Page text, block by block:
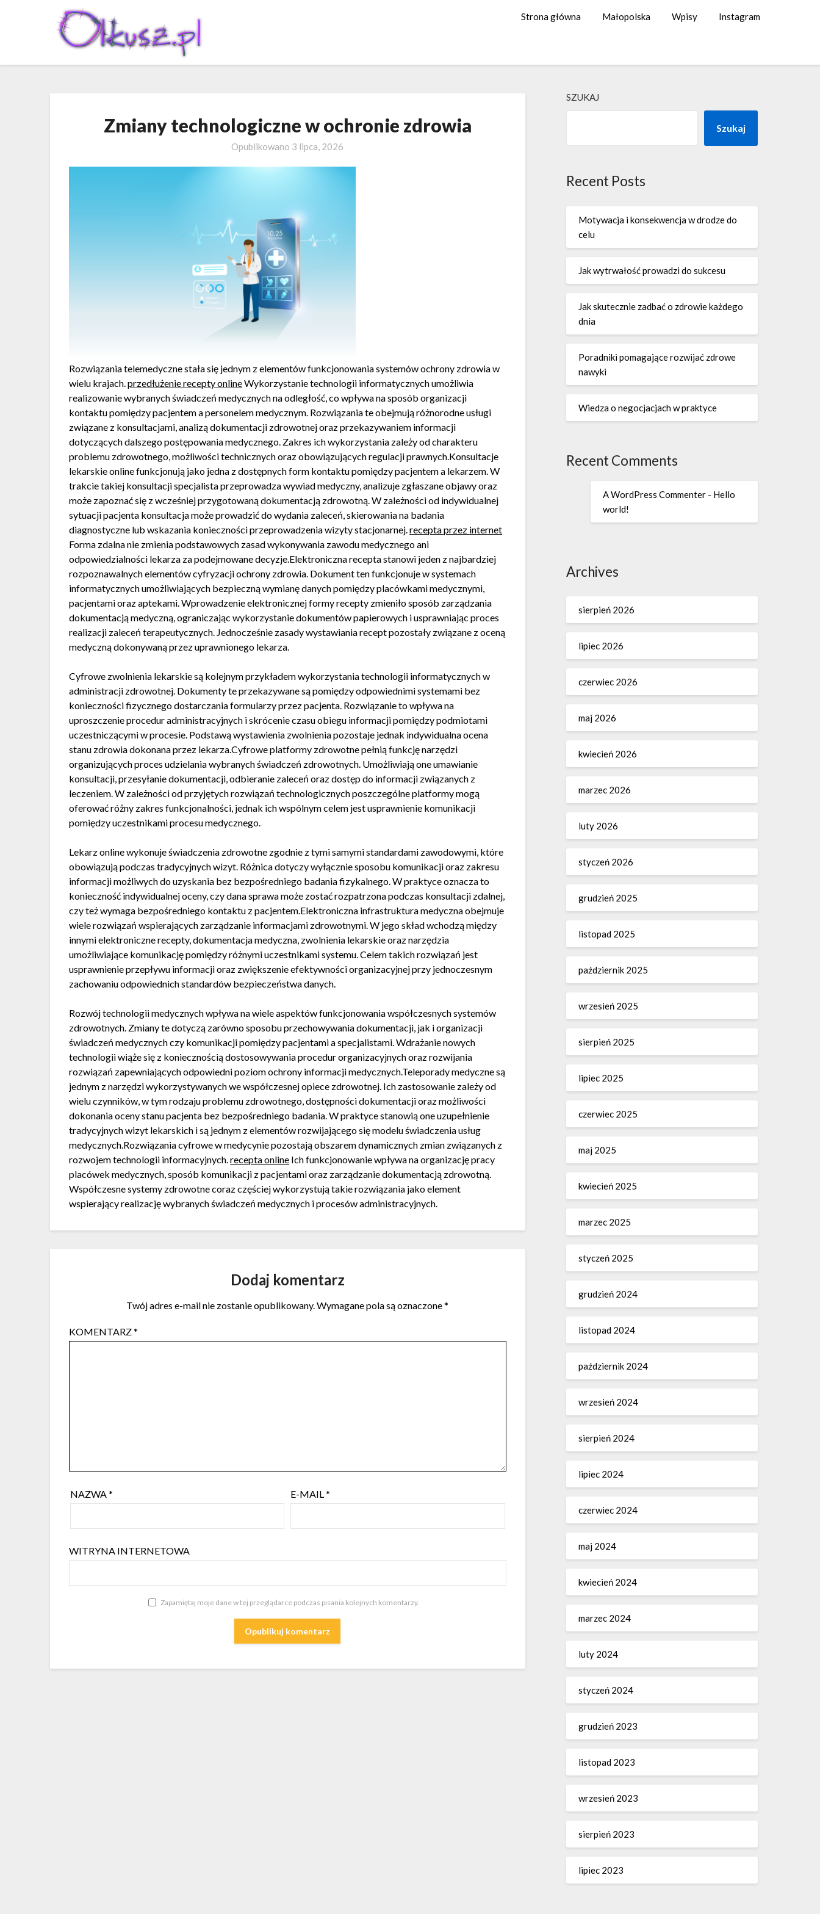
Strona główna Małopolska Wpisy Instagram
Zmiany technologiczne w ochronie zdrowia
Opublikowano 3 lipca, 2026
Rozwiązania telemedyczne stała się jednym z elementów funkcjonowania systemów ochrony zdrowia w
wielu krajach.przedłużenie recepty onlineWykorzystanie technologii informatycznych umożliwia
realizowanie wybranych świadczeń medycznych na odległość, co wpływa na sposób organizacji
kontaktu pomiędzy pacjentem a personelem medycznym. Rozwiązania te obejmują różnorodne usługi
związane z konsultacjami, analizą dokumentacji zdrowotnej oraz przekazywaniem informacji
dotyczących dalszego postępowania medycznego. Zakres ich wykorzystania zależy od charakteru
problemu zdrowotnego, możliwości technicznych oraz obowiązujących regulacji prawnych.Konsultacje
lekarskie online funkcjonują jako jedna z dostępnych form kontaktu pomiędzy pacjentem a lekarzem. W
trakcie takiej konsultacji specjalista przeprowadza wywiad medyczny, analizuje zgłaszane objawy oraz
może zapoznać się z wcześniej przygotowaną dokumentacją zdrowotną. W zależności od indywidualnej
sytuacji pacjenta konsultacja może prowadzić do wydania zaleceń, skierowania na badania
diagnostyczne lub wskazania konieczności przeprowadzenia wizyty stacjonarnej.recepta przez internet
Forma zdalna nie zmienia podstawowych zasad wykonywania zawodu medycznego ani
odpowiedzialności lekarza za podejmowane decyzje.Elektroniczna recepta stanowi jeden z najbardziej
rozpoznawalnych elementów cyfryzacji ochrony zdrowia. Dokument ten funkcjonuje w systemach
informatycznych umożliwiających bezpieczną wymianę danych pomiędzy placówkami medycznymi,
pacjentami oraz aptekami. Wprowadzenie elektronicznej formy recepty zmieniło sposób zarządzania
dokumentacją medyczną, ograniczając wykorzystanie dokumentów papierowych i usprawniając proces
realizacji zaleceń terapeutycznych. Jednocześnie zasady wystawiania recept pozostały związane z oceną
medyczną dokonywaną przez uprawnionego lekarza.
Cyfrowe zwolnienia lekarskie są kolejnym przykładem wykorzystania technologii informatycznych w
administracji zdrowotnej. Dokumenty te przekazywane są pomiędzy odpowiednimi systemami bez
konieczności fizycznego dostarczania formularzy przez pacjenta. Rozwiązanie to wpływa na
uproszczenie procedur administracyjnych i skrócenie czasu obiegu informacji pomiędzy podmiotami
uczestniczącymi w procesie. Podstawą wystawienia zwolnienia pozostaje jednak indywidualna ocena
stanu zdrowia dokonana przez lekarza.Cyfrowe platformy zdrowotne pełnią funkcję narzędzi
organizujących proces udzielania wybranych świadczeń zdrowotnych. Umożliwiają one umawianie
konsultacji, przesyłanie dokumentacji, odbieranie zaleceń oraz dostęp do informacji związanych z
leczeniem. W zależności od przyjętych rozwiązań technologicznych poszczególne platformy mogą
oferować różny zakres funkcjonalności, jednak ich wspólnym celem jest usprawnienie komunikacji
pomiędzy uczestnikami procesu medycznego.
Lekarz online wykonuje świadczenia zdrowotne zgodnie z tymi samymi standardami zawodowymi, które
obowiązują podczas tradycyjnych wizyt. Różnica dotyczy wyłącznie sposobu komunikacji oraz zakresu
informacji możliwych do uzyskania bez bezpośredniego badania fizykalnego. W praktyce oznacza to
konieczność indywidualnej oceny, czy dana sprawa może zostać rozpatrzona podczas konsultacji zdalnej,
czy też wymaga bezpośredniego kontaktu z pacjentem.Elektroniczna infrastruktura medyczna obejmuje
wiele rozwiązań wspierających zarządzanie informacjami zdrowotnymi. W jego skład wchodzą między
innymi elektroniczne recepty, dokumentacja medyczna, zwolnienia lekarskie oraz narzędzia
umożliwiające komunikację pomiędzy różnymi uczestnikami systemu. Celem takich rozwiązań jest
usprawnienie przepływu informacji oraz zwiększenie efektywności organizacyjnej przy jednoczesnym
zachowaniu odpowiednich standardów bezpieczeństwa danych.
Rozwój technologii medycznych wpływa na wiele aspektów funkcjonowania współczesnych systemów
zdrowotnych. Zmiany te dotyczą zarówno sposobu przechowywania dokumentacji, jak i organizacji
świadczeń medycznych czy komunikacji pomiędzy pacjentami a specjalistami. Wdrażanie nowych
technologii wiąże się z koniecznością dostosowywania procedur organizacyjnych oraz rozwijania
rozwiązań zapewniających odpowiedni poziom ochrony informacji medycznych.Teleporady medyczne są
jednym z narzędzi wykorzystywanych we współczesnej opiece zdrowotnej. Ich zastosowanie zależy od
wielu czynników, w tym rodzaju problemu zdrowotnego, dostępności dokumentacji oraz możliwości
dokonania oceny stanu pacjenta bez bezpośredniego badania. W praktyce stanowią one uzupełnienie
tradycyjnych wizyt lekarskich i są jednym z elementów rozwijającego się modelu świadczenia usług
medycznych.Rozwiązania cyfrowe w medycynie pozostają obszarem dynamicznych zmian związanych z
rozwojem technologii informacyjnych.recepta online Ich funkcjonowanie wpływa na organizację pracy
placówek medycznych, sposób komunikacji z pacjentami oraz zarządzanie dokumentacją zdrowotną.
Współczesne systemy zdrowotne coraz częściej wykorzystują takie rozwiązania jako element
wspierający realizację wybranych świadczeń medycznych i procesów administracyjnych.
Dodaj komentarz
Twój adres e-mail nie zostanie opublikowany. Wymagane pola są oznaczone*
KOMENTARZ*
NAZWA* E-MAIL*
WITRYNA INTERNETOWA
Zapamiętaj moje dane w tej przeglądarce podczas pisania kolejnych komentarzy.
SZUKAJ
Szukaj
Recent Posts
Motywacja i konsekwencja w drodze do
celu
Jak wytrwałość prowadzi do sukcesu
Jak skutecznie zadbać o zdrowie każdego
dnia
Poradniki pomagające rozwijać zdrowe
nawyki
Wiedza o negocjacjach w praktyce
Recent Comments
A WordPress Commenter- Hello
world!
Archives
sierpień 2026
lipiec 2026
czerwiec 2026
maj 2026
kwiecień 2026
marzec 2026
luty 2026
styczeń 2026
grudzień 2025
listopad 2025
październik 2025
wrzesień 2025
sierpień 2025
lipiec 2025
czerwiec 2025
maj 2025
kwiecień 2025
marzec 2025
styczeń 2025
grudzień 2024
listopad 2024
październik 2024
wrzesień 2024
sierpień 2024
lipiec 2024
czerwiec 2024
maj 2024
kwiecień 2024
marzec 2024
luty 2024
styczeń 2024
grudzień 2023
listopad 2023
wrzesień 2023
sierpień 2023
lipiec 2023